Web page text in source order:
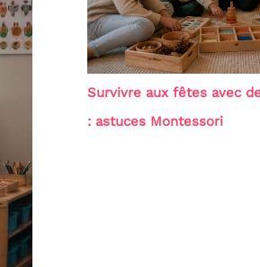
Survivre aux fêtes avec
: astuces Montessori